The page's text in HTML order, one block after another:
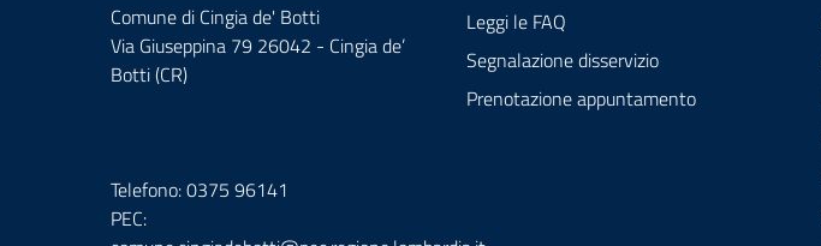
Comune di Cingia de' Botti
Via Giuseppina 79 26042 - Cingia de’
Botti (CR)
Telefono: 0375 96141
PEC:
Leggi le FAQ
Segnalazione disservizio
Prenotazione appuntamento